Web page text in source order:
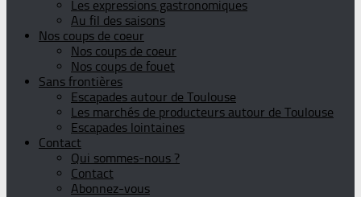
Les expressions gastronomiques
Au fil des saisons
Nos coups de coeur
Nos coups de coeur
Nos coups de fouet
Sans frontières
Escapades autour de Toulouse
Les marchés de producteurs autour de Toulouse
Escapades lointaines
Contact
Qui sommes-nous ?
Contact
Abonnez-vous